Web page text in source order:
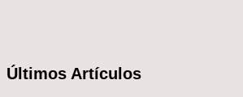
Últimos Artículos